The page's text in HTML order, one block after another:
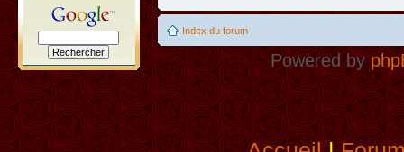
Index du forum
Powered by